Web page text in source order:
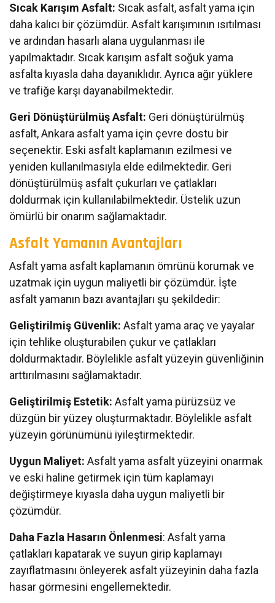
Sıcak Karışım Asfalt: Sıcak asfalt, asfalt yama için
daha kalıcı bir çözümdür. Asfalt karışımının ısıtılması
ve ardından hasarlı alana uygulanması ile
yapılmaktadır. Sıcak karışım asfalt soğuk yama
asfalta kıyasla daha dayanıklıdır. Ayrıca ağır yüklere
ve trafiğe karşı dayanabilmektedir.
Geri Dönüştürülmüş Asfalt: Geri dönüştürülmüş
asfalt, Ankara asfalt yama için çevre dostu bir
seçenektir. Eski asfalt kaplamanın ezilmesi ve
yeniden kullanılmasıyla elde edilmektedir. Geri
dönüştürülmüş asfalt çukurları ve çatlakları
doldurmak için kullanılabilmektedir. Üstelik uzun
ömürlü bir onarım sağlamaktadır.
Asfalt Yamanın Avantajları
Asfalt yama asfalt kaplamanın ömrünü korumak ve
uzatmak için uygun maliyetli bir çözümdür. İşte
asfalt yamanın bazı avantajları şu şekildedir:
Geliştirilmiş Güvenlik: Asfalt yama araç ve yayalar
için tehlike oluşturabilen çukur ve çatlakları
doldurmaktadır. Böylelikle asfalt yüzeyin güvenliğinin
arttırılmasını sağlamaktadır.
Geliştirilmiş Estetik: Asfalt yama pürüzsüz ve
düzgün bir yüzey oluşturmaktadır. Böylelikle asfalt
yüzeyin görünümünü iyileştirmektedir.
Uygun Maliyet: Asfalt yama asfalt yüzeyini onarmak
ve eski haline getirmek için tüm kaplamayı
değiştirmeye kıyasla daha uygun maliyetli bir
çözümdür.
Daha Fazla Hasarın Önlenmesi: Asfalt yama
çatlakları kapatarak ve suyun girip kaplamayı
zayıflatmasını önleyerek asfalt yüzeyinin daha fazla
hasar görmesini engellemektedir.